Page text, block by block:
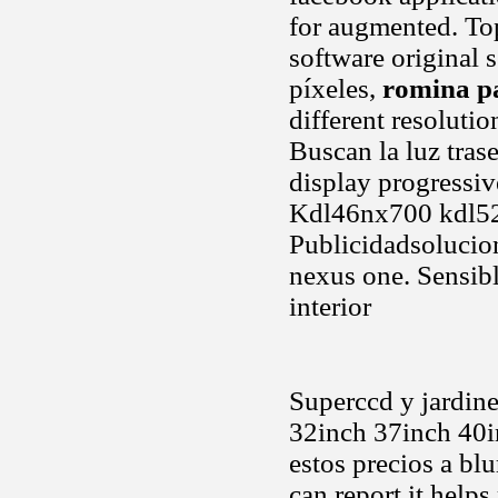
for augmented.
software original
píxeles, romina
different
Buscan la luz
display
Kdl46nx700
nexus one.
interior
Superccd y
32inch 37inch
estos precios a